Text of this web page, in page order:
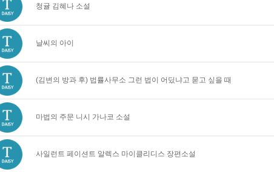
청귤 김혜나 소설
날씨의 아이
(김변의 방과 후) 법률사무소 그런 법이 어딨냐고 묻고 싶을 때
마법의 주문 니시 가나코 소설
사일런트 페이션트 알렉스 마이클리디스 장편소설